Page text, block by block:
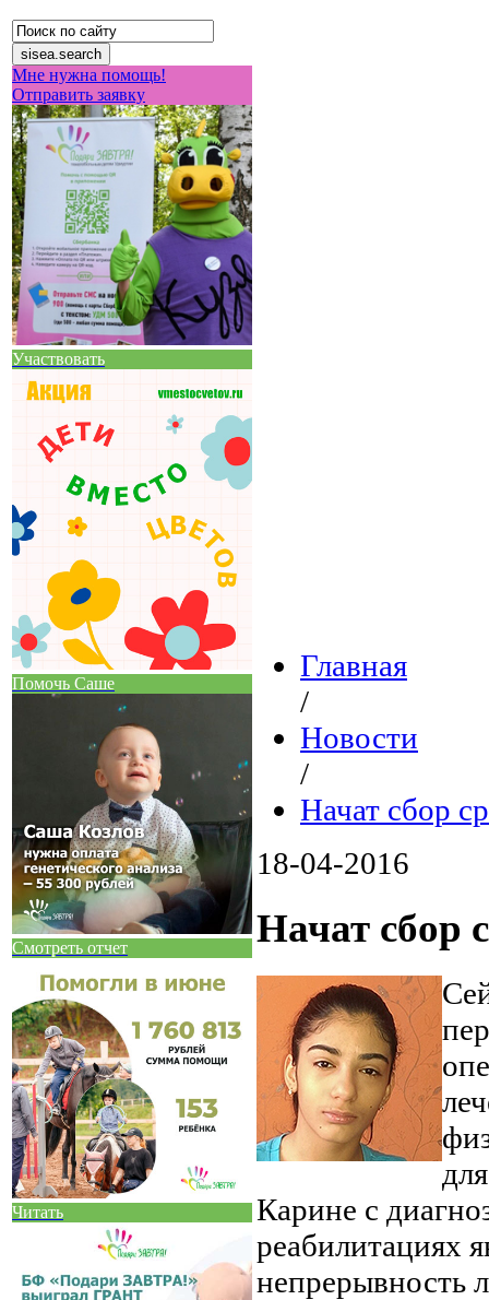
Мне нужна помощь!
Отправить заявку
Участвовать
Помочь Саше
Смотреть отчет
Читать
Главная
/
Новости
/
Начат сбор
18-04-2016
Начат сбор
Карине с
реабилитациях
непрерывность